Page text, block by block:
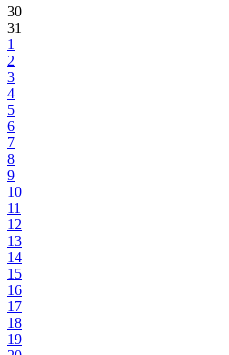
30
31
1
2
3
4
5
6
7
8
9
10
11
12
13
14
15
16
17
18
19